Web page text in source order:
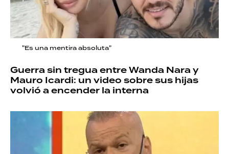
"Es una mentira absoluta"
Guerra sin tregua entre Wanda Nara y
Mauro Icardi: un video sobre sus hijas
volvió a encender la interna